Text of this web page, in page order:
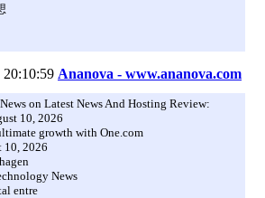
20:10:59 Ananova - www.ananova.com
on Latest News And Hosting Review:
10, 2026
growth with One.com
10, 2026
News
entre